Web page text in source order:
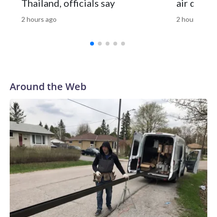
de los delitos de los que se le acusa podrían, potencialmente,
ser atribuidos al hombre que dirigió los primeros 10 meses
poderoso: Trump.En la audiencia de la semana pasada, el
acusaciones contra Fauci, el exdirector del Instituto
Nacional de Alergias y Enfermedades
Infecciosas.“Públicamente, Anthony Fauci promovió la
teoría de que el virus surgió de forma natural”, dijo el
republicano de Kentucky, “mientras que en privado era muy
consciente de una montaña de pruebas que sugerían que el
virus se originó en el laboratorio”.Pero si decir cosas
diferentes en privado y en público sobre el covid y no
prestar atención a las pruebas recibidas es una falta tan
grave, Paul podría querer echar un vistazo al historial de
Trump.En septiembre de 2020, Bob Woodward informó
que Trump había hecho prácticamente lo mismo al principio
Thailand, officials say
2 hours ago
air
2 hours ago
Around the Web